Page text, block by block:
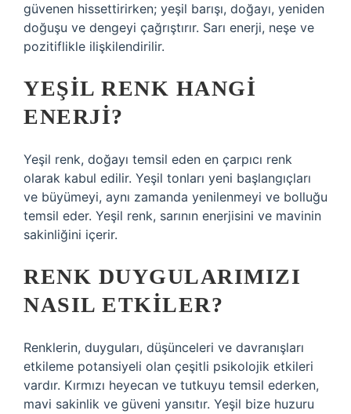
güvenen hissettirirken; yeşil barışı, doğayı, yeniden
doğuşu ve dengeyi çağrıştırır. Sarı enerji, neşe ve
pozitiflikle ilişkilendirilir.
YEŞIL RENK HANGI
ENERJI?
Yeşil renk, doğayı temsil eden en çarpıcı renk
olarak kabul edilir. Yeşil tonları yeni başlangıçları
ve büyümeyi, aynı zamanda yenilenmeyi ve bolluğu
temsil eder. Yeşil renk, sarının enerjisini ve mavinin
sakinliğini içerir.
RENK DUYGULARIMIZI
NASIL ETKILER?
Renklerin, duyguları, düşünceleri ve davranışları
etkileme potansiyeli olan çeşitli psikolojik etkileri
vardır. Kırmızı heyecan ve tutkuyu temsil ederken,
mavi sakinlik ve güveni yansıtır. Yeşil bize huzuru